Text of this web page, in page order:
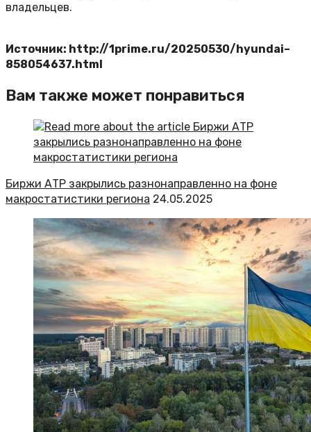
владельцев.
Источник: http://1prime.ru/20250530/hyundai–
858054637.html
Вам также может понравиться
Биржи АТР закрылись разнонаправленно на фоне
макростатистики региона 24.05.2025